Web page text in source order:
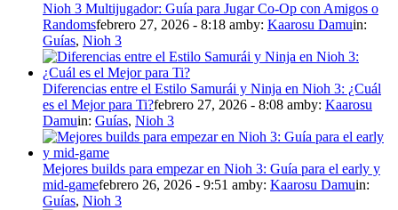
Nioh 3 Multijugador: Guía para Jugar Co-Op con Amigos o
Randomsfebrero 27, 2026 - 8:18 amby: Kaarosu Damuin:
Guías, Nioh 3
Diferencias entre el Estilo Samurái y Ninja en Nioh 3: ¿Cuál
es el Mejor para Ti?febrero 27, 2026 - 8:08 amby: Kaarosu
Damuin: Guías, Nioh 3
Mejores builds para empezar en Nioh 3: Guía para el early y
mid-gamefebrero 26, 2026 - 9:51 amby: Kaarosu Damuin:
Guías, Nioh 3